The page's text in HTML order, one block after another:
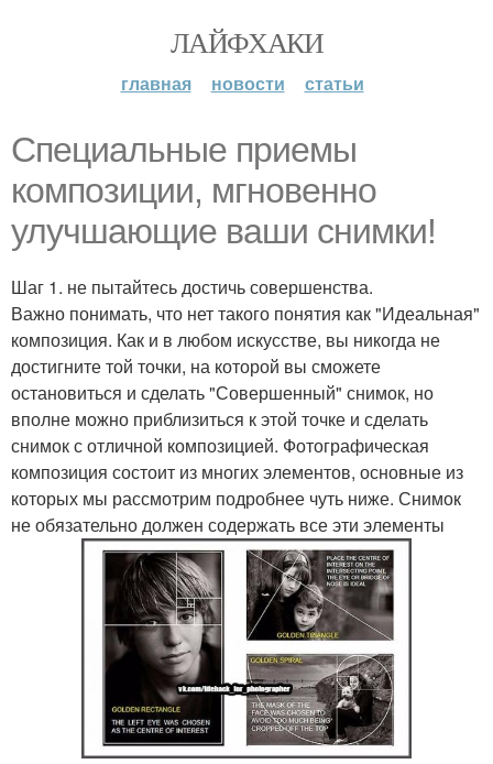
ЛАЙФХАКИ
главная новости статьи
Специальные приемы
композиции, мгновенно
улучшающие ваши снимки!
Шаг 1. не пытайтесь достичь совершенства.
Важно понимать, что нет такого понятия как "Идеальная"
композиция. Как и в любом искусстве, вы никогда не
достигните той точки, на которой вы сможете
остановиться и сделать "Совершенный" снимок, но
вполне можно приблизиться к этой точке и сделать
снимок с отличной композицией. Фотографическая
композиция состоит из многих элементов, основные из
которых мы рассмотрим подробнее чуть ниже. Снимок
не обязательно должен содержать все эти элементы